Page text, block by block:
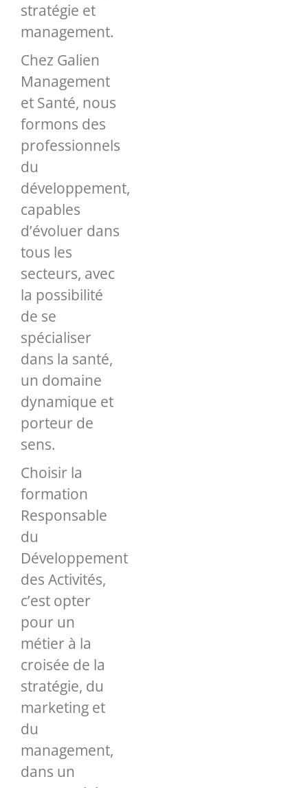
stratégie et
management.
Chez Galien
Management
et Santé, nous
formons des
professionnels
du
développement,
capables
d’évoluer dans
tous les
secteurs, avec
la possibilité
de se
spécialiser
dans la santé,
un domaine
dynamique et
porteur de
sens.
Choisir la
formation
Responsable
du
Développement
des Activités,
c’est opter
pour un
métier à la
croisée de la
stratégie, du
marketing et
du
management,
dans un